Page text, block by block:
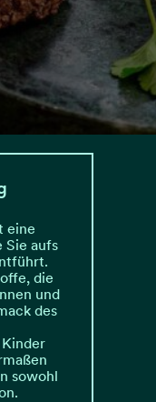
eine
Sie aufs
die
und
des
sowohl